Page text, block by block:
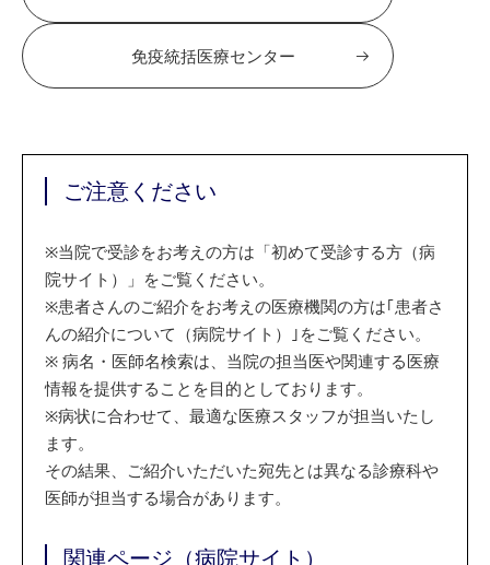
免疫統括医療センター
ご注意ください
※当院で受診をお考えの方は「初めて受診する方（病
院サイト）」をご覧ください。
※患者さんのご紹介をお考えの医療機関の方は｢患者さ
んの紹介について（病院サイト）｣をご覧ください。
※ 病名・医師名検索は、当院の担当医や関連する医療
情報を提供することを目的としております。
※病状に合わせて、最適な医療スタッフが担当いたし
ます。
その結果、ご紹介いただいた宛先とは異なる診療科や
医師が担当する場合があります。
関連ページ（病院サイト）